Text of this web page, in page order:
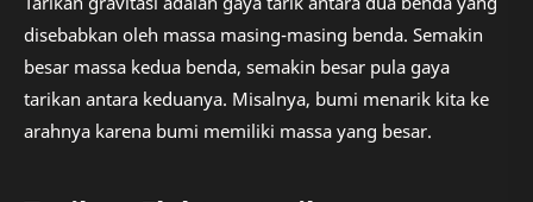
disebabkan oleh massa masing-masing benda. Semakin
besar massa kedua benda, semakin besar pula gaya
tarikan antara keduanya. Misalnya, bumi menarik kita ke
arahnya karena bumi memiliki massa yang besar.